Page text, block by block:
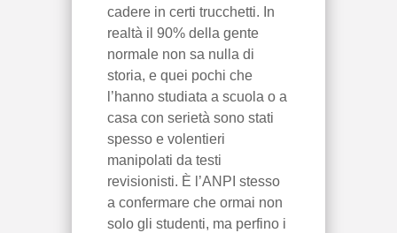
cadere in certi trucchetti. In
realtà il 90% della gente
normale non sa nulla di
storia, e quei pochi che
l’hanno studiata a scuola o a
casa con serietà sono stati
spesso e volentieri
manipolati da testi
revisionisti. È l’ANPI stesso
a confermare che ormai non
solo gli studenti, ma perfino i